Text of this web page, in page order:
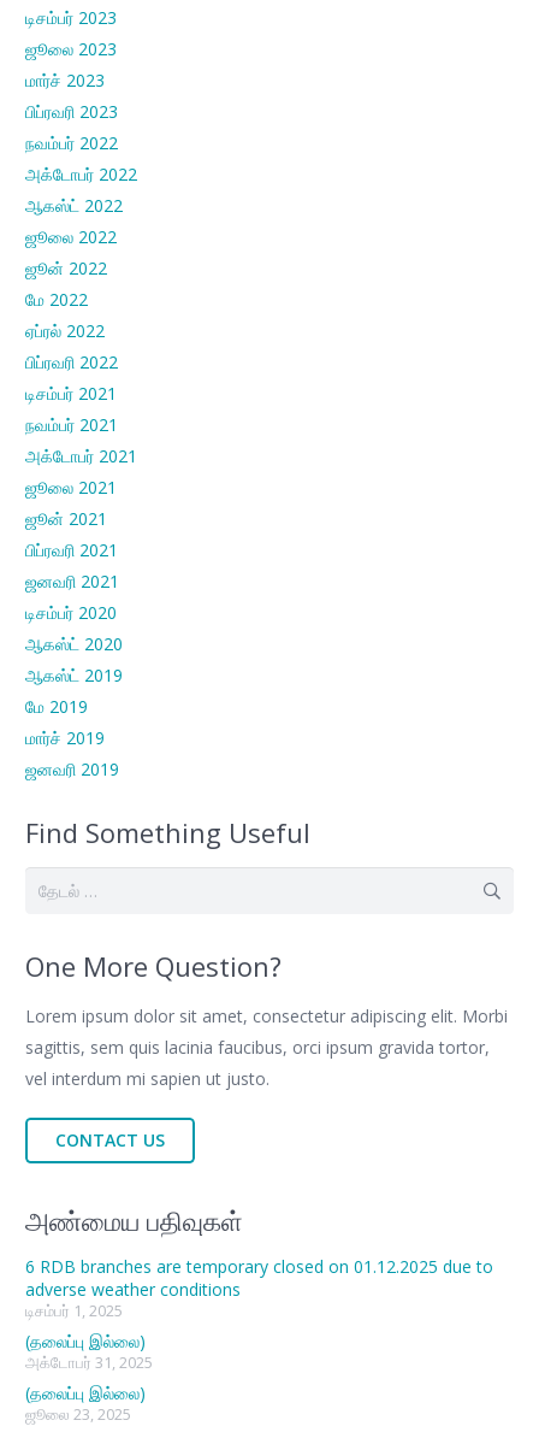
டிசம்பர் 2023
ஜூலை 2023
மார்ச் 2023
பிப்ரவரி 2023
நவம்பர் 2022
அக்டோபர் 2022
ஆகஸ்ட் 2022
ஜூலை 2022
ஜூன் 2022
மே 2022
ஏப்ரல் 2022
பிப்ரவரி 2022
டிசம்பர் 2021
நவம்பர் 2021
அக்டோபர் 2021
ஜூலை 2021
ஜூன் 2021
பிப்ரவரி 2021
ஜனவரி 2021
டிசம்பர் 2020
ஆகஸ்ட் 2020
ஆகஸ்ட் 2019
மே 2019
மார்ச் 2019
ஜனவரி 2019
Find Something Useful
இதற்காகத்
One More Question?
Lorem ipsum dolor sit amet, consectetur adipiscing elit. Morbi
sagittis, sem quis lacinia faucibus, orci ipsum gravida tortor,
vel interdum mi sapien ut justo.
CONTACT US
அண்மைய பதிவுகள்
6 RDB branches are temporary closed on 01.12.2025 due to
adverse weather conditions
டிசம்பர் 1, 2025
(தலைப்பு இல்லை)
அக்டோபர் 31, 2025
(தலைப்பு இல்லை)
ஜூலை 23, 2025